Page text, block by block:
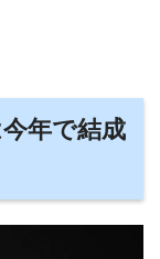
年で結成